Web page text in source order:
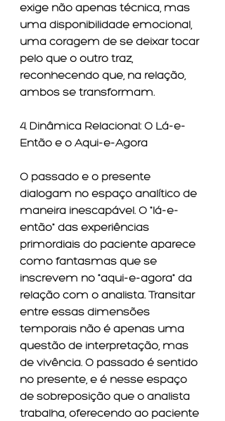
exige não apenas técnica, mas
uma disponibilidade emocional,
uma coragem de se deixar tocar
pelo que o outro traz,
reconhecendo que, na relação,
ambos se transformam.
4. Dinâmica Relacional: O Lá-e-
Então e o Aqui-e-Agora
O passado e o presente
dialogam no espaço analítico de
maneira inescapável. O "lá-e-
então" das experiências
primordiais do paciente aparece
como fantasmas que se
inscrevem no "aqui-e-agora" da
relação com o analista. Transitar
entre essas dimensões
temporais não é apenas uma
questão de interpretação, mas
de vivência. O passado é sentido
no presente, e é nesse espaço
de sobreposição que o analista
trabalha, oferecendo ao paciente